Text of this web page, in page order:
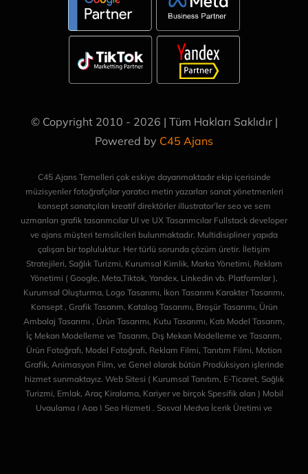
© Copyright 2010 - 2026 | Tüm Hakları Saklıdır |
Powered by C45 Ajans
C45 Ajans Temelleri çok eskiye dayanmaktadır ekip içerisinde
müzisyenler fotoğrafçılar yaratıcı metin yazarları sanat yönetmenleri
konsept sanatçıları kreatif direktörler illustrator’ler seo ve sem
uzmanları grafik tasarımcılar UI ve UX Tasarımcılar Fullstack developer
ve ajans müşteri temsilcileri bulunmaktadır. Multidisipliner yapıda
çalışan bir topluluktur. Her türlü sorunda çözüm üretir. İletişim
Stratejileri, Sağlık Turizmi, Kurumsal Kimlik, Marka Yönetimi, Reklam
Yönetimi ( Google, Meta,Tiktok, Yandex, Linkedin vb. Platformlar ),
Kurumsal Oluşturma, Logo Tasarımı, İkon Tasarımı Karakter Tasarımı,
Konsept , Grafik Tasarım, Katalog Tasarımı, Broşür Tasarımı, Ürün
Ambalaj Tasarımı , Ürün Tasarımı, Kutu Tasarımı, Katı Model Tasarım,
İç Mekan Modelleme ve Tasarım, Dış Mekan Modelleme ve Tasarım,
Ürün Fotoğrafı, Model Fotoğrafı, Reklam Filmi, Tanıtım Filmi, Motion
Grafik, Animasyon Film, ve Genel olarak bütün Prodüksiyon işlerinde
hizmet sunmaktayız. Web Sitesi ( Kurumsal Tanıtım, E-Ticaret, Sağlık
Turizmi, Emlak, Araç Kiralama, Kariyer ve birçok Spesifik alan ) Mobil
Uygulama ( App ) Seo Hizmeti , Sosyal Medya İçerik Üretimi ve